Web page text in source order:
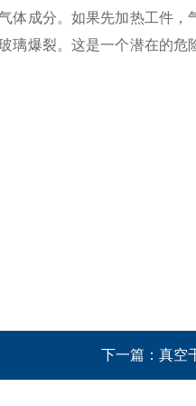
成分。如果先加热工件，
璃爆裂。这是一个潜在的危
下一篇： 真空